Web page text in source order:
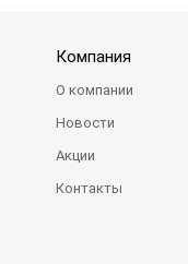
Компания
О компании
Новости
Акции
Контакты